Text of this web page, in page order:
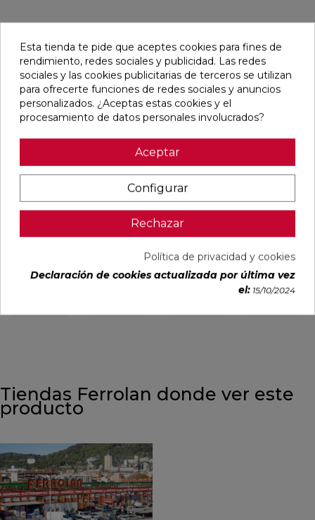
Productos relacionados
DE LAVABO
HERITAGE
Ref:
Nobili
PVP
(IVA incl.)
favorite
TERMOSTÁTICA
PARA MURAL
HORIZONTAL
2-3 VÍAS FLEXO
LOOP K ORO
ROSA
Ref:
Sanycces
PVP
(IVA incl.)
favorite
TERMOSTÁTICA
DE BAÑERA
LOOP K ORO
CEPILLADO
Ref:
33966014
Sanycces
PVP
624,11 €
(IVA incl.)
favorite
DE LAVABO
WHITE
Ref:
Nobili
PVP
506,26 €
(IVA incl.)
AÑADIR
Tiendas Ferrolan donde ver este
producto
Esta tienda te pide que aceptes cookies para fines de
rendimiento, redes sociales y publicidad. Las redes
sociales y las cookies publicitarias de terceros se utilizan
para ofrecerte funciones de redes sociales y anuncios
personalizados. ¿Aceptas estas cookies y el
procesamiento de datos personales involucrados?
Aceptar
Configurar
Rechazar
Política de privacidad y cookies
Declaración de cookies actualizada por última vez
el: 15/10/2024